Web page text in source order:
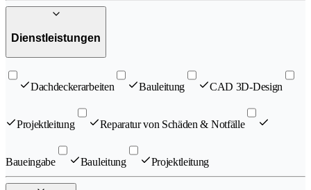
Dienstleistungen
Dachdeckerarbeiten Bauleitung CAD 3D-Design
Projektleitung Reparatur von Schäden & Notfälle
Baueingabe Bauleitung Projektleitung